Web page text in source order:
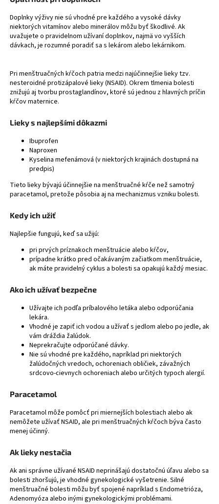
Doplnky výživy nie sú vhodné pre každého a vysoké dávky
niektorých vitamínov alebo minerálov môžu byť škodlivé. Ak
uvažujete o pravidelnom užívaní doplnkov, najmä vo vyšších
dávkach, je rozumné poradiť sa s lekárom alebo lekárnikom.
Pri menštruačných kŕčoch patria medzi najúčinnejšie lieky tzv.
nesteroidné protizápalové lieky (NSAID). Okrem tlmenia bolesti
znižujú aj tvorbu prostaglandínov, ktoré sú jednou z hlavných príčin
kŕčov maternice.
Lieky s najlepšími dôkazmi
Ibuprofen
Naproxen
Kyselina mefenámová (v niektorých krajinách dostupná na
predpis)
Tieto lieky bývajú účinnejšie na menštruačné kŕče než samotný
paracetamol, pretože pôsobia aj na mechanizmus vzniku bolesti.
Kedy ich užiť
Najlepšie fungujú, keď sa užijú:
pri prvých príznakoch menštruácie alebo kŕčov,
prípadne krátko pred očakávaným začiatkom menštruácie,
ak máte pravidelný cyklus a bolesti sa opakujú každý mesiac.
Ako ich užívať bezpečne
Užívajte ich podľa príbalového letáka alebo odporúčania
lekára.
Vhodné je zapiť ich vodou a užívať s jedlom alebo po jedle, ak
vám dráždia žalúdok.
Neprekračujte odporúčané dávky.
Nie sú vhodné pre každého, napríklad pri niektorých
žalúdočných vredoch, ochoreniach obličiek, závažných
srdcovo-cievnych ochoreniach alebo určitých typoch alergií.
Paracetamol
Paracetamolmôže pomôcť pri miernejších bolestiach alebo ak
nemôžete užívať NSAID, ale pri menštruačných kŕčoch býva často
menej účinný.
Ak lieky nestačia
Ak ani správne užívané NSAID neprinášajú dostatočnú úľavu alebo sa
bolesti zhoršujú, je vhodné gynekologické vyšetrenie. Silné
menštruačné bolesti môžu byť spojené napríklad s Endometrióza,
Adenomyóza alebo inými gynekologickými problémami.